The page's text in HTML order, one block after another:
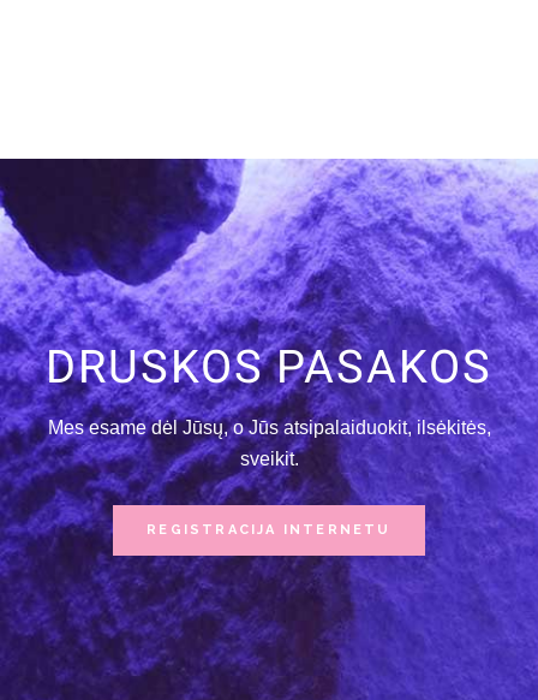
DRUSKOS PASAKOS
Mes esame dėl Jūsų, o Jūs atsipalaiduokit, ilsėkitės,
sveikit.
REGISTRACIJA INTERNETU